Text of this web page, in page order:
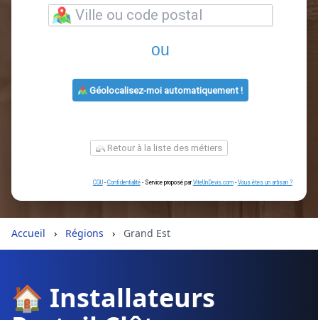
Entrez le code postal ou la
ou
CGU-Confidentialité
Accueil › Régions › Grand Est
🏠 Installateurs